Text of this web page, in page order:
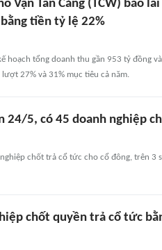
Vận Tân Cảng (TCW) báo
tiền tỷ lệ 22%
hoạch tổng doanh thu gần 953 tỷ đồng
27% và 31% mục tiêu cả năm.
24/5, có 45 doanh nghiệp
chốt trả cổ tức cho cổ đông, trên 3
chốt quyền trả cổ tức